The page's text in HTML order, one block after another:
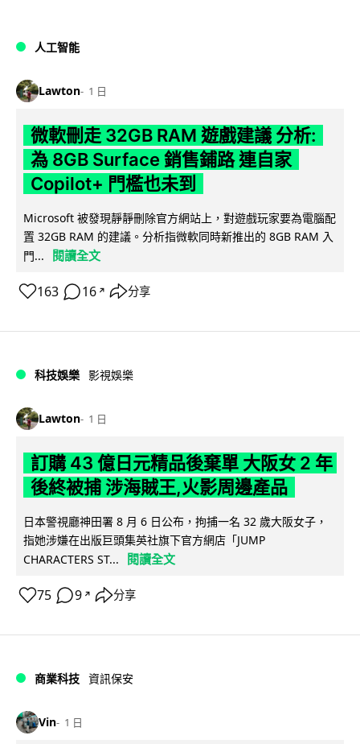
人工智能
Lawton 1 日
微軟刪走 32GB RAM 遊戲建議 分析:
為 8GB Surface 銷售鋪路 連自家
Copilot+ 門檻也未到
Microsoft 被發現靜靜刪除官方網站上，對遊戲玩家要為電腦配
置 32GB RAM 的建議。分析指微軟同時新推出的 8GB RAM 入
門...
閱讀全文
163 16 ↗ 分享
科技娛樂 影視娛樂
Lawton 1 日
訂購 43 億日元精品後棄單 大阪女 2 年
後終被捕 涉海賊王,火影周邊產品
日本警視廳神田署 8 月 6 日公布，拘捕一名 32 歲大阪女子，
指她涉嫌在出版巨頭集英社旗下官方網店「JUMP
CHARACTERS ST...
閱讀全文
75 9 ↗ 分享
商業科技 資訊保安
Vin 1 日